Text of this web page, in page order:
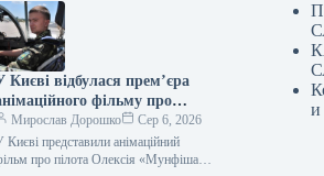
Києві відбулася прем’єра
фільму про
Олексія «Мунфіша»
Мирослав Дорошко
Сер 6, 2026
Києві представили анімаційний
про пілота Олексія «Мунфіша»
и